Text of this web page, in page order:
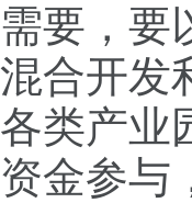
需要，要
混合开发
各类产业
资金参与